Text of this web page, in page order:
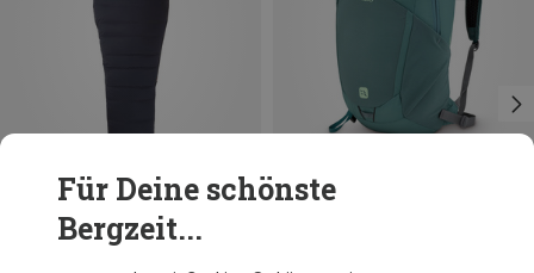
Du sparst 10%
Für Deine schönste
Bergzeit...